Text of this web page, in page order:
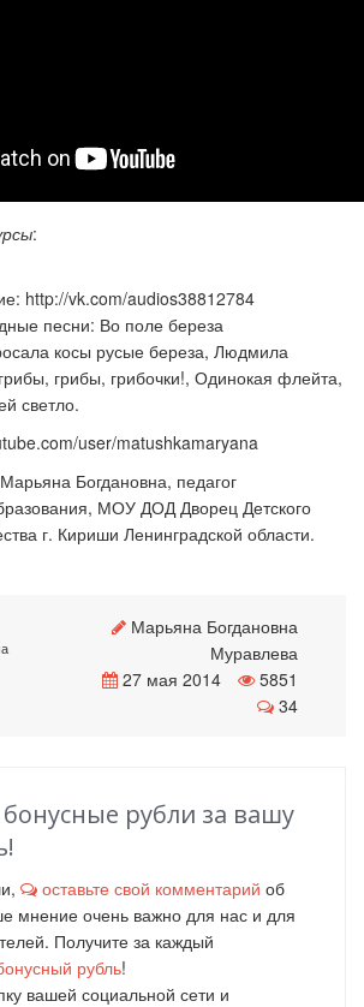
:
http://vk.com/audios38812784
песни: Во поле береза
косы русые береза, Людмила
грибы, грибочки!, Одинокая флейта,
светло.
user/matushkamaryana
Богдановна, педагог
МОУ ДОД Дворец Детского
г. Кириши Ленинградской области.
Марьяна Богдановна
Муравлева
27 мая 2014
5851
34
рубли за вашу
оставьте свой комментарий об
мнение очень важно для нас и для
Получите за каждый
рубль!
вашей социальной сети и